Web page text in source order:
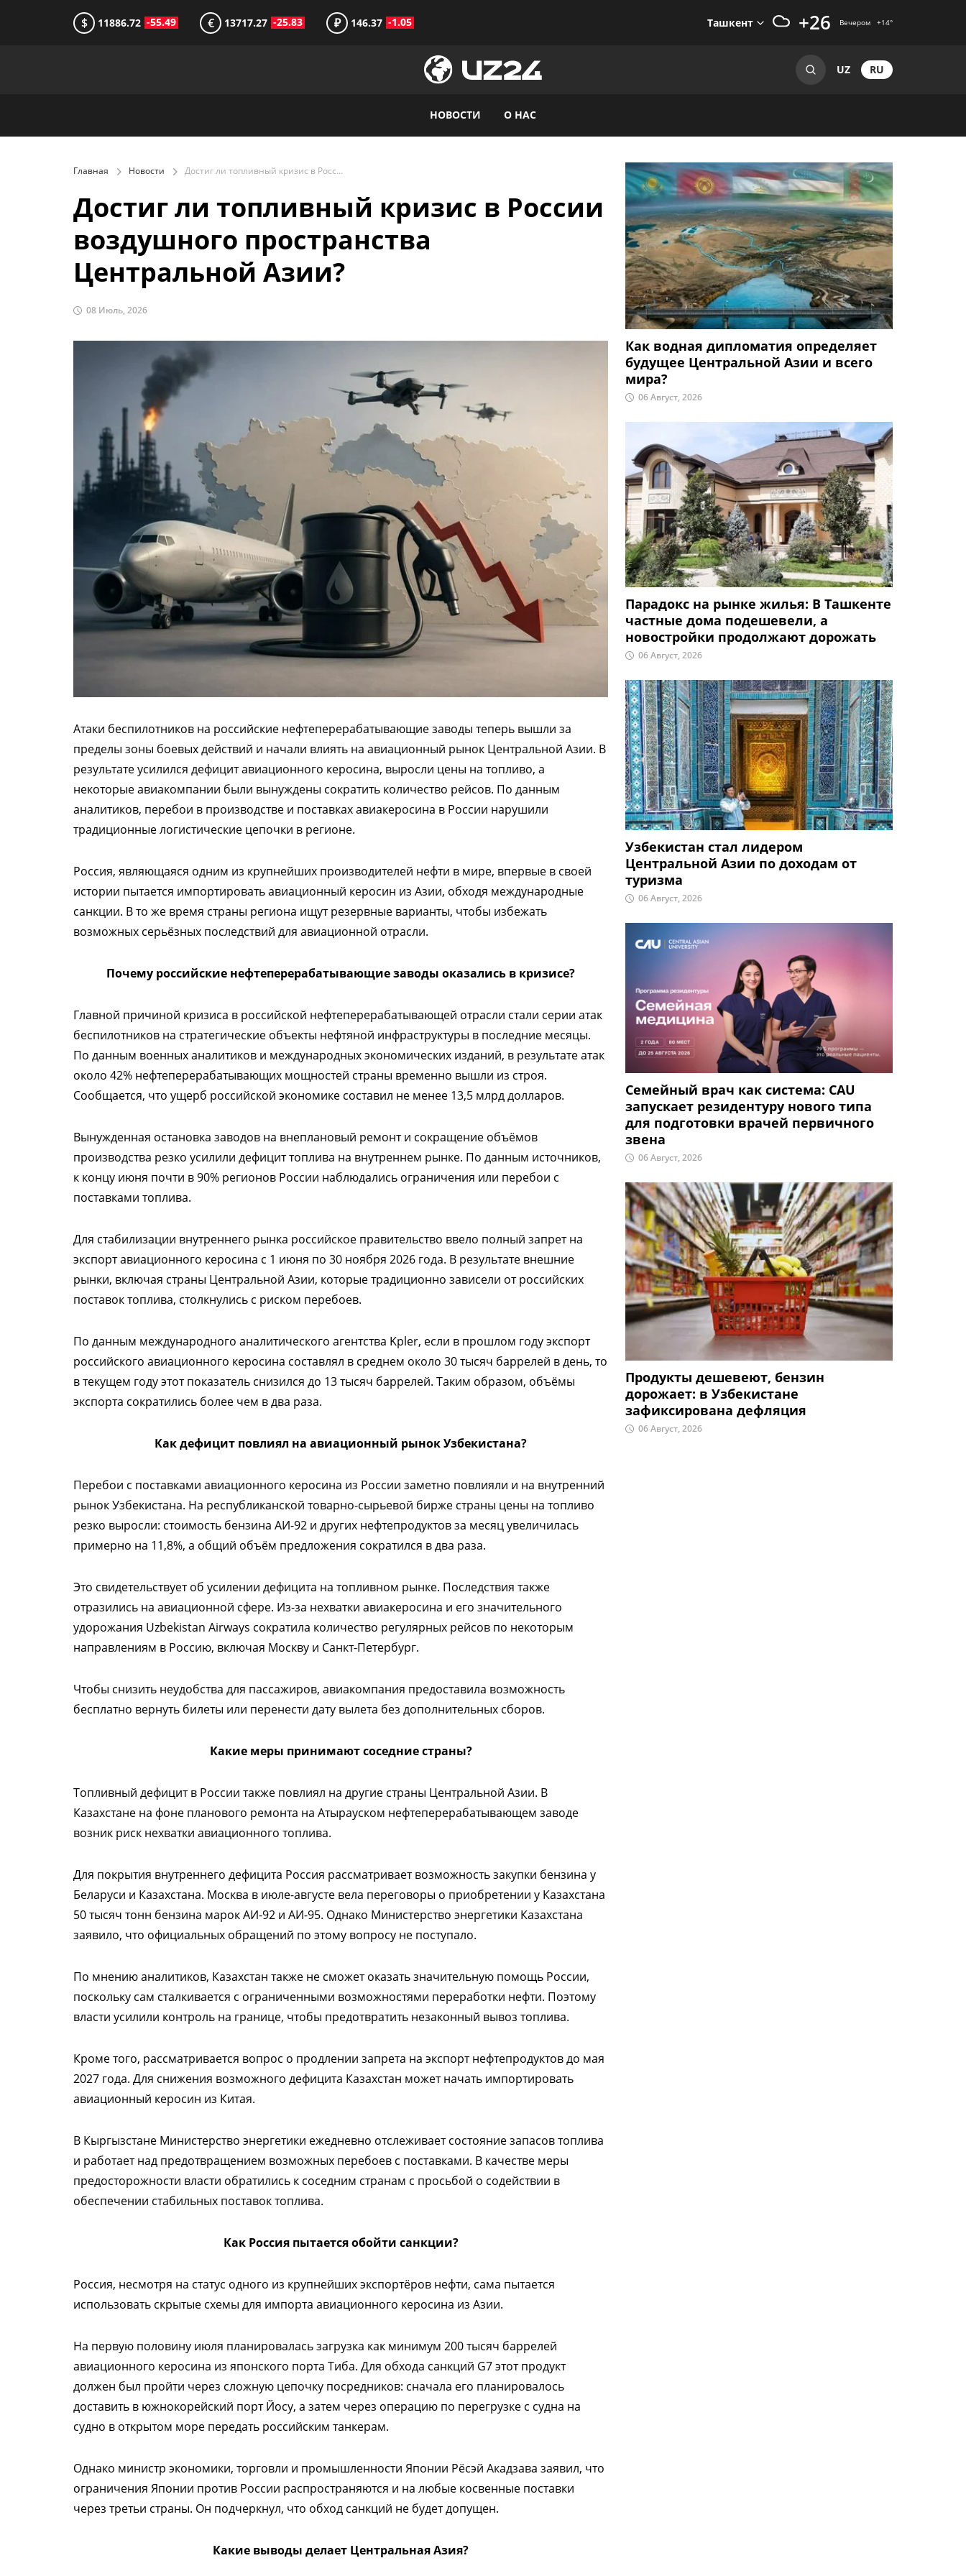
$ 11886.72 -55.49 € 13717.27 -25.83 ₽ 146.37 -1.05 Ташкент +26 Вечером +14°
UZ RU
НОВОСТИ О НАС
Главная Новости Достиг ли топливный кризис в России воздушного пространства Центральной Азии?
Достиг ли топливный кризис в России
воздушного пространства
Центральной Азии?
08 Июль, 2026
Атаки беспилотников на российские нефтеперерабатывающие заводы теперь вышли за
пределы зоны боевых действий и начали влиять на авиационный рынок Центральной Азии. В
результате усилился дефицит авиационного керосина, выросли цены на топливо, а
некоторые авиакомпании были вынуждены сократить количество рейсов. По данным
аналитиков, перебои в производстве и поставках авиакеросина в России нарушили
традиционные логистические цепочки в регионе.
Россия, являющаяся одним из крупнейших производителей нефти в мире, впервые в своей
истории пытается импортировать авиационный керосин из Азии, обходя международные
санкции. В то же время страны региона ищут резервные варианты, чтобы избежать
возможных серьёзных последствий для авиационной отрасли.
Почему российские нефтеперерабатывающие заводы оказались в кризисе?
Главной причиной кризиса в российской нефтеперерабатывающей отрасли стали серии атак
беспилотников на стратегические объекты нефтяной инфраструктуры в последние месяцы.
По данным военных аналитиков и международных экономических изданий, в результате атак
около 42% нефтеперерабатывающих мощностей страны временно вышли из строя.
Сообщается, что ущерб российской экономике составил не менее 13,5 млрд долларов.
Вынужденная остановка заводов на внеплановый ремонт и сокращение объёмов
производства резко усилили дефицит топлива на внутреннем рынке. По данным источников,
к концу июня почти в 90% регионов России наблюдались ограничения или перебои с
поставками топлива.
Для стабилизации внутреннего рынка российское правительство ввело полный запрет на
экспорт авиационного керосина с 1 июня по 30 ноября 2026 года. В результате внешние
рынки, включая страны Центральной Азии, которые традиционно зависели от российских
поставок топлива, столкнулись с риском перебоев.
По данным международного аналитического агентства Kpler, если в прошлом году экспорт
российского авиационного керосина составлял в среднем около 30 тысяч баррелей в день, то
в текущем году этот показатель снизился до 13 тысяч баррелей. Таким образом, объёмы
экспорта сократились более чем в два раза.
Как дефицит повлиял на авиационный рынок Узбекистана?
Перебои с поставками авиационного керосина из России заметно повлияли и на внутренний
рынок Узбекистана. На республиканской товарно-сырьевой бирже страны цены на топливо
резко выросли: стоимость бензина АИ-92 и других нефтепродуктов за месяц увеличилась
примерно на 11,8%, а общий объём предложения сократился в два раза.
Это свидетельствует об усилении дефицита на топливном рынке. Последствия также
отразились на авиационной сфере. Из-за нехватки авиакеросина и его значительного
удорожания Uzbekistan Airways сократила количество регулярных рейсов по некоторым
направлениям в Россию, включая Москву и Санкт-Петербург.
Чтобы снизить неудобства для пассажиров, авиакомпания предоставила возможность
бесплатно вернуть билеты или перенести дату вылета без дополнительных сборов.
Какие меры принимают соседние страны?
Топливный дефицит в России также повлиял на другие страны Центральной Азии. В
Казахстане на фоне планового ремонта на Атырауском нефтеперерабатывающем заводе
возник риск нехватки авиационного топлива.
Для покрытия внутреннего дефицита Россия рассматривает возможность закупки бензина у
Беларуси и Казахстана. Москва в июле-августе вела переговоры о приобретении у Казахстана
50 тысяч тонн бензина марок АИ-92 и АИ-95. Однако Министерство энергетики Казахстана
заявило, что официальных обращений по этому вопросу не поступало.
По мнению аналитиков, Казахстан также не сможет оказать значительную помощь России,
поскольку сам сталкивается с ограниченными возможностями переработки нефти. Поэтому
власти усилили контроль на границе, чтобы предотвратить незаконный вывоз топлива.
Кроме того, рассматривается вопрос о продлении запрета на экспорт нефтепродуктов до мая
2027 года. Для снижения возможного дефицита Казахстан может начать импортировать
авиационный керосин из Китая.
В Кыргызстане Министерство энергетики ежедневно отслеживает состояние запасов топлива
и работает над предотвращением возможных перебоев с поставками. В качестве меры
предосторожности власти обратились к соседним странам с просьбой о содействии в
обеспечении стабильных поставок топлива.
Как Россия пытается обойти санкции?
Россия, несмотря на статус одного из крупнейших экспортёров нефти, сама пытается
использовать скрытые схемы для импорта авиационного керосина из Азии.
На первую половину июля планировалась загрузка как минимум 200 тысяч баррелей
авиационного керосина из японского порта Тиба. Для обхода санкций G7 этот продукт
должен был пройти через сложную цепочку посредников: сначала его планировалось
доставить в южнокорейский порт Йосу, а затем через операцию по перегрузке с судна на
судно в открытом море передать российским танкерам.
Однако министр экономики, торговли и промышленности Японии Рёсэй Акадзава заявил, что
ограничения Японии против России распространяются и на любые косвенные поставки
через третьи страны. Он подчеркнул, что обход санкций не будет допущен.
Какие выводы делает Центральная Азия?
Как водная дипломатия определяет
будущее Центральной Азии и всего
мира?
06 Август, 2026
Парадокс на рынке жилья: В Ташкенте
частные дома подешевели, а
новостройки продолжают дорожать
06 Август, 2026
Узбекистан стал лидером
Центральной Азии по доходам от
туризма
06 Август, 2026
Семейный врач как система: CAU
запускает резидентуру нового типа
для подготовки врачей первичного
звена
06 Август, 2026
Продукты дешевеют, бензин
дорожает: в Узбекистане
зафиксирована дефляция
06 Август, 2026